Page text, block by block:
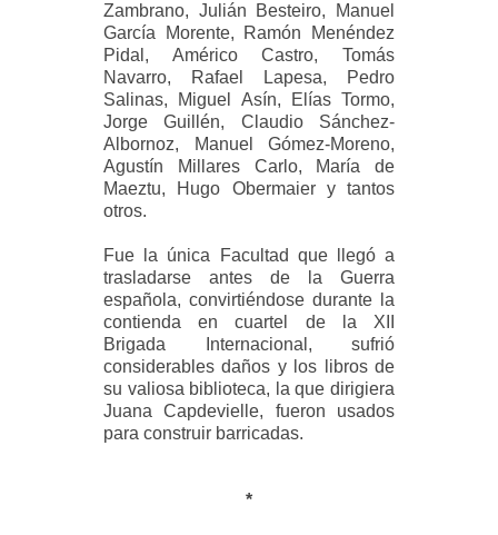
Zambrano, Julián Besteiro, Manuel
García Morente, Ramón Menéndez
Pidal, Américo Castro, Tomás
Navarro, Rafael Lapesa, Pedro
Salinas, Miguel Asín, Elías Tormo,
Jorge Guillén, Claudio Sánchez-
Albornoz, Manuel Gómez-Moreno,
Agustín Millares Carlo, María de
Maeztu, Hugo Obermaier y tantos
otros.
Fue la única Facultad que llegó a
trasladarse antes de la Guerra
española, convirtiéndose durante la
contienda en cuartel de
la XII
Brigada Internacional, sufrió
considerables daños y los libros de
su valiosa biblioteca, la que dirigiera
Juana Capdevielle, fueron usados
para construir barricadas.
*